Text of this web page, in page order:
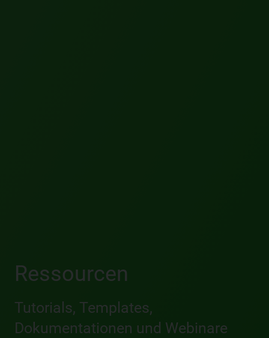
Ressourcen
Tutorials, Templates,
Dokumentationen und Webinare